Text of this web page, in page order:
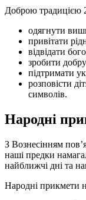
Доброю традицією
одягнути
привітати
відвідати
зробити
підтримати
розповісти
символів.
Народні
З Вознесінням
наші предки
найближчі дні та
Народні прикмети